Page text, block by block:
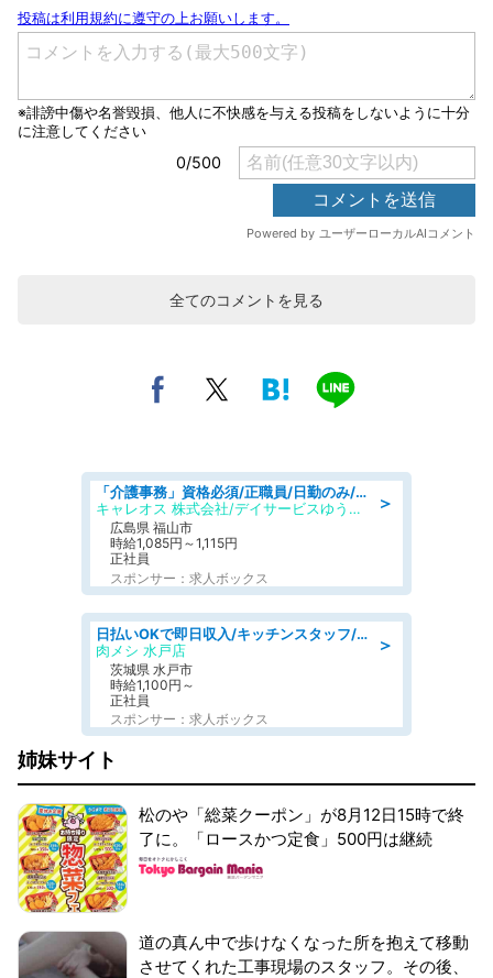
全てのコメントを見る
＞
「介護事務」資格必須/正職員/日勤のみ/デイサービス
キャレオス 株式会社/デイサービスゆうゆう南本庄
広島県 福山市
時給1,085円～1,115円
正社員
スポンサー：求人ボックス
＞
日払いOKで即日収入/キッチンスタッフ/デリバリー業務など、自己成長可能な幅広い仕事に挑戦!髪型自由&ピアス・ネイルOK/茨城県/水戸市
肉メシ 水戸店
茨城県 水戸市
時給1,100円～
正社員
スポンサー：求人ボックス
姉妹サイト
松のや「総菜クーポン」が8月12日15時で終
了に。「ロースかつ定食」500円は継続
道の真ん中で歩けなくなった所を抱えて移動
させてくれた工事現場のスタッフ。その後、